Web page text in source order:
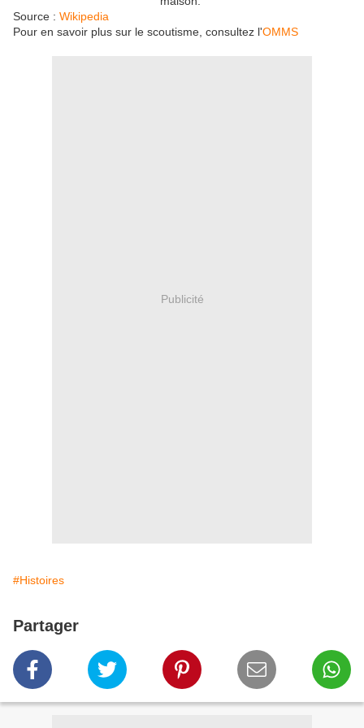
Source : Wikipedia
Pour en savoir plus sur le scoutisme, consultez l'OMMS
Publicité
#Histoires
Partager